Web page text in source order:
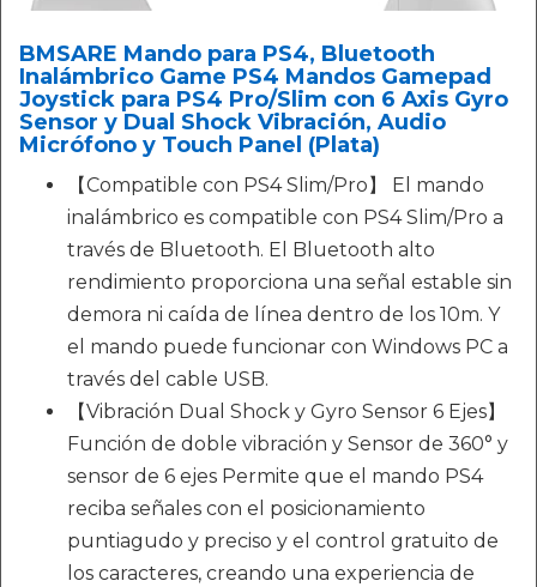
BMSARE Mando para PS4, Bluetooth
Inalámbrico Game PS4 Mandos Gamepad
Joystick para PS4 Pro/Slim con 6 Axis Gyro
Sensor y Dual Shock Vibración, Audio
Micrófono y Touch Panel (Plata)
【Compatible con PS4 Slim/Pro】 El mando
inalámbrico es compatible con PS4 Slim/Pro a
través de Bluetooth. El Bluetooth alto
rendimiento proporciona una señal estable sin
demora ni caída de línea dentro de los 10m. Y
el mando puede funcionar con Windows PC a
través del cable USB.
【Vibración Dual Shock y Gyro Sensor 6 Ejes】
Función de doble vibración y Sensor de 360° y
sensor de 6 ejes Permite que el mando PS4
reciba señales con el posicionamiento
puntiagudo y preciso y el control gratuito de
los caracteres, creando una experiencia de